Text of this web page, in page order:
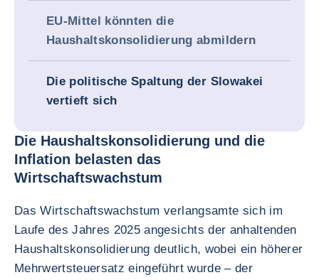
EU-Mittel könnten die
Haushaltskonsolidierung abmildern
Die politische Spaltung der Slowakei
vertieft sich
Die Haushaltskonsolidierung und die
Inflation belasten das
Wirtschaftswachstum
Das Wirtschaftswachstum verlangsamte sich im
Laufe des Jahres 2025 angesichts der anhaltenden
Haushaltskonsolidierung deutlich, wobei ein höherer
Mehrwertsteuersatz eingeführt wurde – der